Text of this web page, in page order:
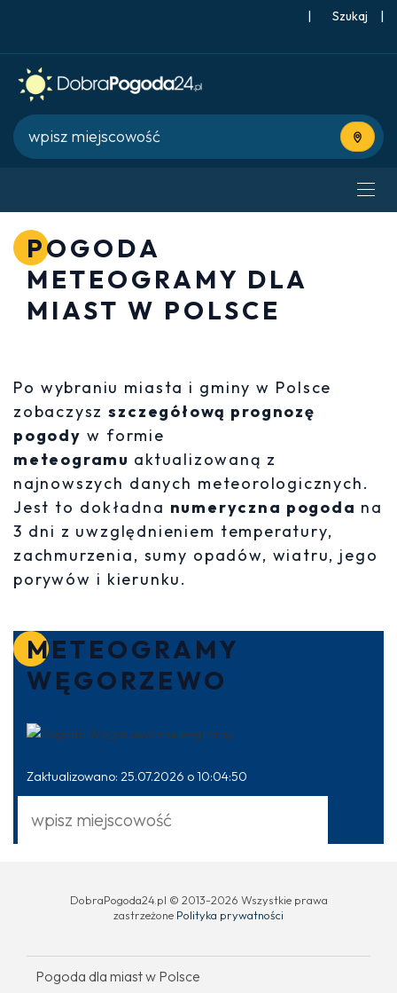
| |
Użyj
POGODA
METEOGRAMY DLA
MIAST W POLSCE
Po wybraniu miasta i gminy w Polsce
zobaczyszszczegółową prognozę
pogody w formie
meteogramu aktualizowaną z
najnowszych danych meteorologicznych.
Jest to dokładna numeryczna pogoda na
3 dni z uwzględnieniem temperatury,
zachmurzenia, sumy opadów, wiatru, jego
porywów i kierunku.
METEOGRAMY
WĘGORZEWO
Zaktualizowano: 25.07.2026 o 10:04:50
DobraPogoda24.pl © 2013-2026 Wszystkie prawa
zastrzeżone Polityka prywatności
Pogoda dla miast w Polsce